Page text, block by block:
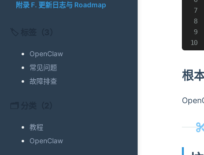
附录 F. 更新日志与 Roadmap
OpenClaw
常见问题
故障排查
教程
OpenClaw
根